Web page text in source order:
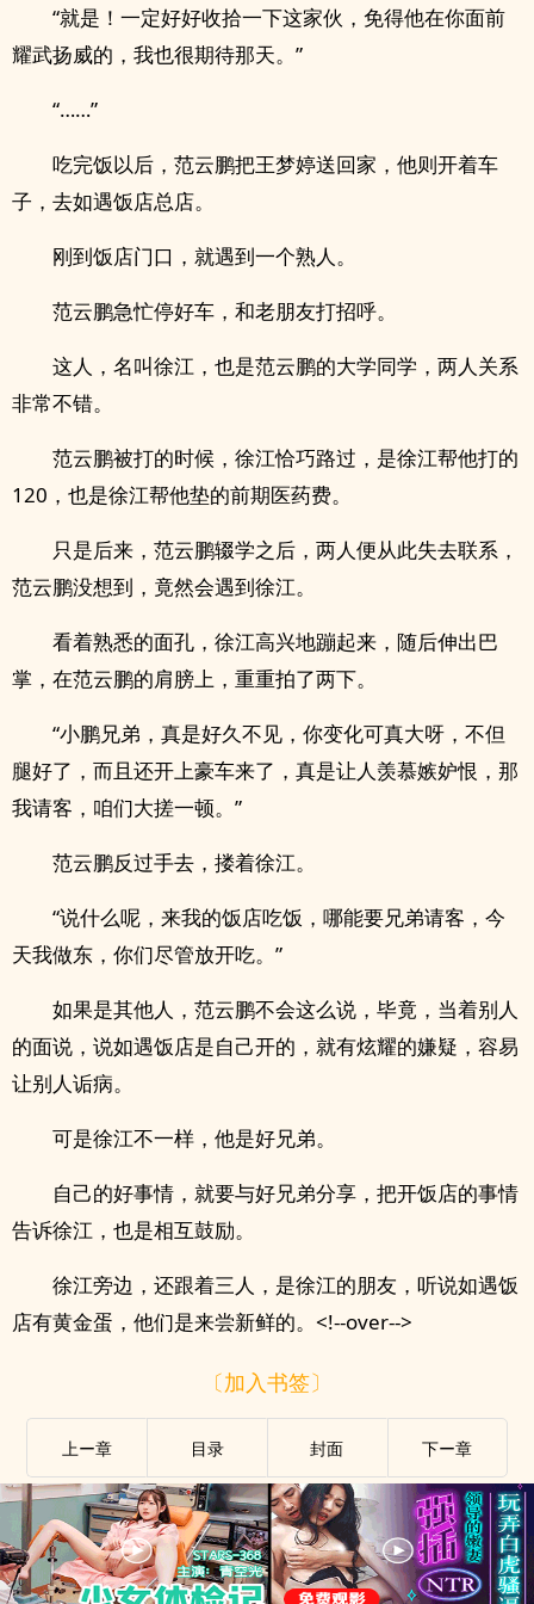
“就是！一定好好收拾一下这家伙，免得他在你面前
耀武扬威的，我也很期待那天。”
“……”
吃完饭以后，范云鹏把王梦婷送回家，他则开着车
子，去如遇饭店总店。
刚到饭店门口，就遇到一个熟人。
范云鹏急忙停好车，和老朋友打招呼。
这人，名叫徐江，也是范云鹏的大学同学，两人关系
非常不错。
范云鹏被打的时候，徐江恰巧路过，是徐江帮他打的
120，也是徐江帮他垫的前期医药费。
只是后来，范云鹏辍学之后，两人便从此失去联系，
范云鹏没想到，竟然会遇到徐江。
看着熟悉的面孔，徐江高兴地蹦起来，随后伸出巴
掌，在范云鹏的肩膀上，重重拍了两下。
“小鹏兄弟，真是好久不见，你变化可真大呀，不但
腿好了，而且还开上豪车来了，真是让人羡慕嫉妒恨，那
我请客，咱们大搓一顿。”
范云鹏反过手去，搂着徐江。
“说什么呢，来我的饭店吃饭，哪能要兄弟请客，今
天我做东，你们尽管放开吃。”
如果是其他人，范云鹏不会这么说，毕竟，当着别人
的面说，说如遇饭店是自己开的，就有炫耀的嫌疑，容易
让别人诟病。
可是徐江不一样，他是好兄弟。
自己的好事情，就要与好兄弟分享，把开饭店的事情
告诉徐江，也是相互鼓励。
徐江旁边，还跟着三人，是徐江的朋友，听说如遇饭
店有黄金蛋，他们是来尝新鲜的。<!--over-->
〔加入书签〕
上ー章 目录 封面 下ー章